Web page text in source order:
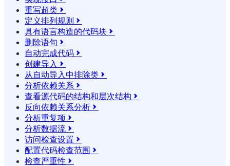
重写超类 
定义排列规则 
具有语言构造的代码块 
删除语句 
自动完成代码 
创建导入 
从自动导入中排除类 
分析依赖关系 
查看源代码的结构和层次结构 
反向依赖关系分析 
分析重复项 
分析数据流 
访问检查设置 
配置代码检查范围 
检查严重性 